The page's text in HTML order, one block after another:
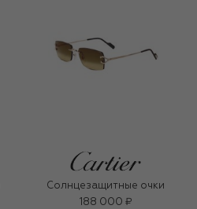
Солнцезащитные очки
188 000 ₽